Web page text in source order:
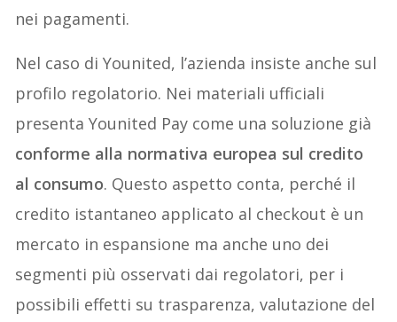
nei pagamenti.
Nel caso di Younited, l’azienda insiste anche sul
profilo regolatorio. Nei materiali ufficiali
presenta Younited Pay come una soluzione già
conforme alla normativa europea sul credito
al consumo. Questo aspetto conta, perché il
credito istantaneo applicato al checkout è un
mercato in espansione ma anche uno dei
segmenti più osservati dai regolatori, per i
possibili effetti su trasparenza, valutazione del